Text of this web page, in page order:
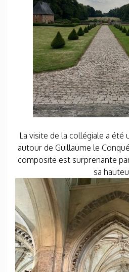
La visite de la collégiale a
autour de Guillaume le
composite est surprenante
sa